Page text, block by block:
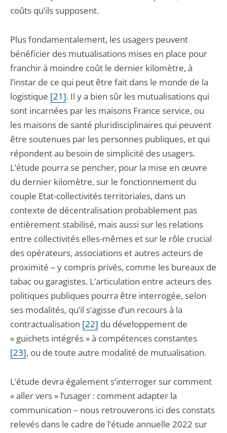
coûts qu’ils supposent.
Plus fondamentalement, les usagers peuvent
bénéficier des mutualisations mises en place pour
franchir à moindre coût le dernier kilomètre, à
l’instar de ce qui peut être fait dans le monde de la
logistique [21]. Il y a bien sûr les mutualisations qui
sont incarnées par les maisons France service, ou
les maisons de santé pluridisciplinaires qui peuvent
être soutenues par les personnes publiques, et qui
répondent au besoin de simplicité des usagers.
L’étude pourra se pencher, pour la mise en œuvre
du dernier kilomètre, sur le fonctionnement du
couple Etat-collectivités territoriales, dans un
contexte de décentralisation probablement pas
entièrement stabilisé, mais aussi sur les relations
entre collectivités elles-mêmes et sur le rôle crucial
des opérateurs, associations et autres acteurs de
proximité – y compris privés, comme les bureaux de
tabac ou garagistes. L’articulation entre acteurs des
politiques publiques pourra être interrogée, selon
ses modalités, qu’il s’agisse d’un recours à la
contractualisation [22] du développement de
« guichets intégrés » à compétences constantes
[23], ou de toute autre modalité de mutualisation.
L’étude devra également s’interroger sur comment
« aller vers » l’usager : comment adapter la
communication – nous retrouverons ici des constats
relevés dans le cadre de l’étude annuelle 2022 sur